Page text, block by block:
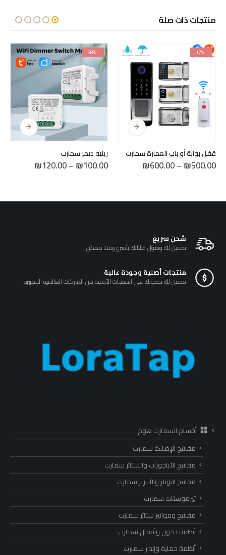
منتجات ذات صلة
-17%
هناك العديد من الأشكال المختلفة لهذا المنتج. يمكن اختيار الخيارات على صفحة المنتج
قفل بوابة أو باب العمارة سمارت
₪500.00
–
₪600.00
خلال
-38%
هناك العديد من الأشكال المختلفة لهذا المنتج. يمكن اختيار الخيارات على صفحة المنتج
ريليه ديمر سمارت
₪100.00
–
₪120.00
خلال
شحن سريع
نضمن لك وصول طلباتك بأسرع وقت ممكن
منتجات أصلية وجودة عالية
نضمن لك حصولك على المنتجات الأصلية من الماركات العالمية الشهيرة
أقسام السمارت هوم
مفاتيح الإضاءة سمارت
مفاتيح الأباجورات والستائر سمارت
مفاتيح البويلر والأباريز سمارت
ثيرموستات سمارت
مفاتيح ومواتير ستائر سمارت
أنظمة دخول وأقفال سمارت
أنظمة حماية وإنذار سمارت